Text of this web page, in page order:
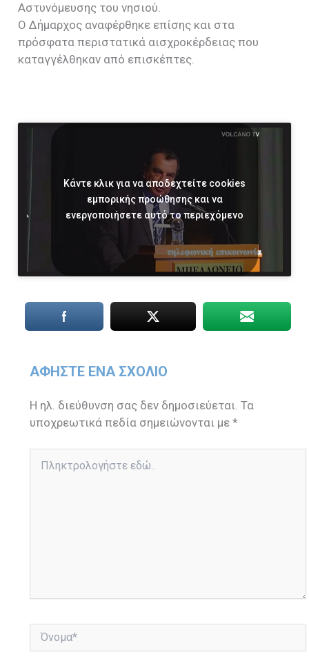
Αστυνόμευσης του νησιού.
Ο Δήμαρχος αναφέρθηκε επίσης και στα
πρόσφατα περιστατικά αισχροκέρδειας που
καταγγέλθηκαν από επισκέπτες.
Κάντε κλικ για να αποδεχτείτε cookies
εμπορικής προώθησης και να
ενεργοποιήσετε αυτό το περιεχόμενο
ΑΦΉΣΤΕ ΈΝΑ ΣΧΌΛΙΟ
Η ηλ. διεύθυνση σας δεν δημοσιεύεται. Τα
υποχρεωτικά πεδία σημειώνονται με*
εδώ..
Όνομα*